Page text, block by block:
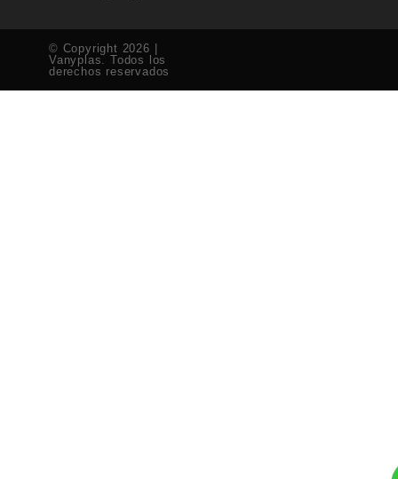
© Copyright 2026 |
Vanyplas. Todos los
derechos reservados